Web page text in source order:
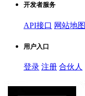
开发者服务
API接口 网站地图
用户入口
登录 注册 合伙人